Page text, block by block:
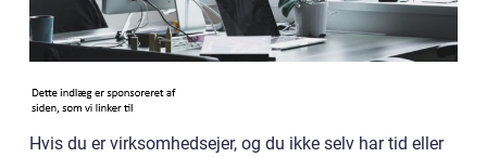
Hvis du er virksomhedsejer, og du ikke selv har tid eller